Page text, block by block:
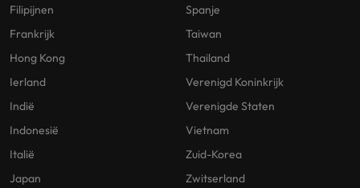
Filipijnen
Frankrijk
Hong Kong
Ierland
Indië
Indonesië
Italië
Japan
Spanje
Taiwan
Thailand
Verenigd Koninkrijk
Verenigde Staten
Vietnam
Zuid-Korea
Zwitserland